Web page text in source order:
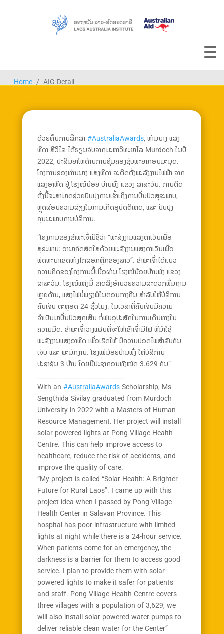
Home AIG Detail
ດ້ວຍທຶນການສຶກສາ #AustraliaAwards, ທ່ານນາງ ແສງ
ທິດາ ສີວິໄລ ໄດ້ຮຽນຈົບຈາກມະຫາວິທະຍາໄລ Murdoch ໃນປີ
2022, ປະລິນຍາໂທດ້ານການຄຸ້ມຄອງຊັບພະຍາກອນມະນຸດ.
ໂຄງການຂອງທ່ານນາງ ແສງທິດາ ຈະຕິດຕັ້ງພະລັງງານໄຟຟ້າ ຈາກ
ແສງອາທິດ ຢູ່ ໂຮງໝໍນ້ອຍ ບ້ານພົ່ງ ແຂວງ ສາລະວັນ. ການຕິດ
ຕັ້ງນີ້ຈະສາມາດຊ່ວຍປັບປຸງການເຂົ້າເຖິງການປິ່ນປົວສຸຂະພາບ,
ຫຼຸດຜ່ອນຄວາມສ່ຽງໃນການເກີດອຸບັດຕິເຫດ, ແລະ ປັບປຸງ
ຄຸນນະພາບການບໍລິການ.
“ໂຄງການຂອງຂ້າພະເຈົ້າມີຊື່ວ່າ “ພະລັງງານແສງຕາເວັນເພື່ອ
ສຸຂະພາບ: ອານາຄົດສົດໃສດ້ວຍພະລັງງານແສງຕາເວັນເພື່ອ
ພັດທະນາເຂດຫ່າງໄກສອກຫຼີກຂອງລາວ”. ຂ້າພະເຈົ້າໄດ້ແນວ
ຄວາມຄິດຂອງໂຄງການນີ້ເມື່ອຜ່ານ ໂຮງໝໍນ້ອຍບ້ານພົ່ງ ແຂວງ
ສາລະວັນ. ໂຮງໝໍແຫ່ງນີ້ ຂາດສິ່ງອຳນວຍຄວາມສະດວກພື້ນຖານ
ຫຼາຍດ້ານ, ແສງໄຟບໍ່ພຽງພໍໃນຕອນກາງຄືນ ສຳລັບໃຫ້ບໍລິການ
ຄົນເຈັບ ຕະຫຼອດ 24 ຊົ່ວໂມງ. ໃນເວລາທີ່ຄົນເຈັບມີຄວາມ
ຈຳເປັນມາປິ່ນປົວສຸກເສີນ ກໍ່ພົບອຸປະສັກໃນການເດີນທາງໃນ
ຄວາມມືດ. ຂ້າພະເຈົ້າວາງແຜນທີ່ຈະໃຫ້ເຂົາເຈົ້າມີໄຟ ທີ່ນຳໃຊ້
ພະລັງງານແສງອາທິດ ເພື່ອເຮັດໃຫ້ ມີຄວາມປອດໄພສໍາລັບຄົນ
ເຈັບ ແລະ ພະນັກງານ. ໂຮງໝໍນ້ອຍບ້ານພົ່ງ ໃຫ້ບໍລິການ
ປະຊາຊົນ 3 ບ້ານ ໂດຍມີປະຊາກອນທັງໝົດ 3.629 ຄົນ”
_____________________________
With an #AustraliaAwardsScholarship, Ms
Sengthida Sivilay graduated from Murdoch
University in 2022 with a Masters of Human
Resource Management. Her project will install
solar powered lights at Pong Village Health
Centre. This can help improve access to
healthcare, reduce the risk of accidents, and
improve the quality of care.
“My project is called “Solar Health: A Brighter
Future for Rural Laos”. I came up with this
project idea when I passed by Pong Village
Health Center in Salavan Province. This
hospital has poor infrastructure with limited
lights at night while there is a 24-hour service.
When patients come for an emergency, the
darkness is a barrier for them to access good
service. I plan to provide them with solar-
powered lights to make it safer for patients
and staff. Pong Village Health Centre covers
three villages with a population of 3,629, we
will also install solar powered water pumps to
deliver reliable clean water for the Center”